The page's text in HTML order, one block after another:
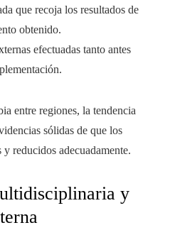
que recoja los resultados de
obtenido.
efectuadas tanto antes
entre regiones, la tendencia
sólidas de que los
reducidos adecuadamente.
y